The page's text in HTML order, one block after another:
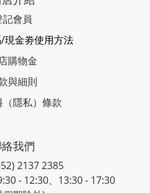
記會員
現金劵使用方法
購物金
與細則
隱私）條款
我們
2137 2385
- 12:30、13:30 - 17:30